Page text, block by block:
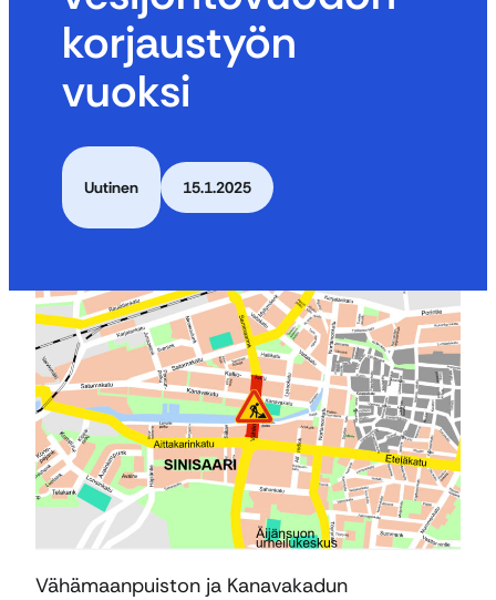
korjaustyön
vuoksi
Uutinen 15.1.2025
Vähämaanpuiston ja Kanavakadun